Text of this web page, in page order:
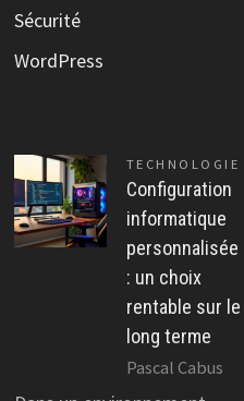
Sécurité
WordPress
TECHNOLOGIE
Configuration
informatique
personnalisée
: un choix
rentable sur le
long terme
Pascal Cabus